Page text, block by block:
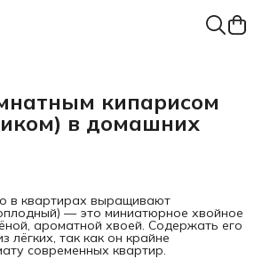
кипарисом
в домашних
в квартирах выращивают
— это миниатюрное хвойное
ароматной хвоей. Содержать его
так как он крайне
современных квартир.